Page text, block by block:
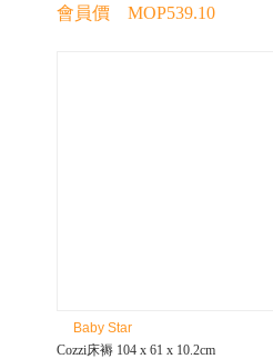
會員價 MOP539.10
Baby Star
Cozzi床褥 104 x 61 x 10.2cm